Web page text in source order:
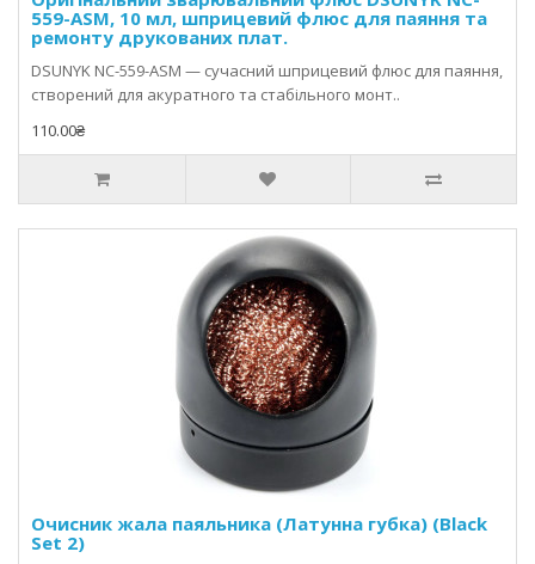
559-ASM, 10 мл, шприцевий флюс для паяння та
ремонту друкованих плат.
DSUNYK NC-559-ASM — сучасний шприцевий флюс для паяння,
створений для акуратного та стабільного монт..
110.00₴
Очисник жала паяльника (Латунна губка) (Black
Set 2)